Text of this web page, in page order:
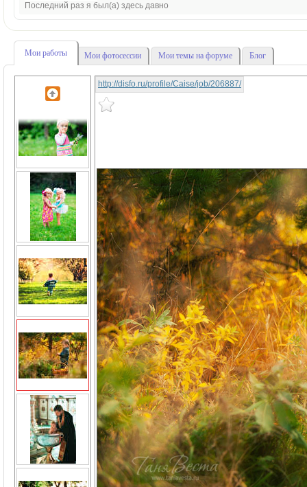
Последний раз я был(а) здесь давно
Мои работы Мои фотосессии Мои темы на форуме Блог
http://disfo.ru/profile/Caise/job/206887/